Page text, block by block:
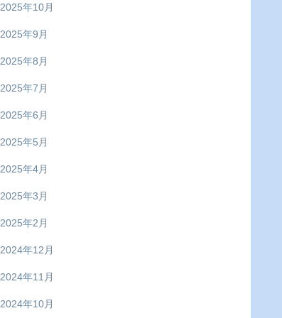
2025年10月
2025年9月
2025年8月
2025年7月
2025年6月
2025年5月
2025年4月
2025年3月
2025年2月
2024年12月
2024年11月
2024年10月